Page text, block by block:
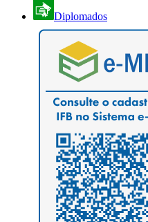
Diplomados